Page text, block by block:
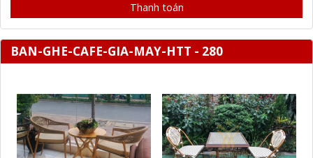
Thanh toán
BAN-GHE-CAFE-GIA-MAY-HTT - 280